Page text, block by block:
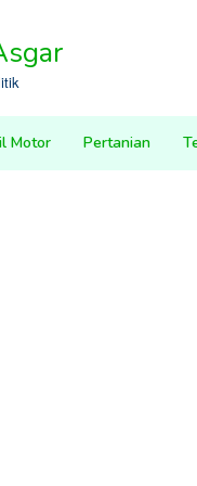
Motor Pertanian